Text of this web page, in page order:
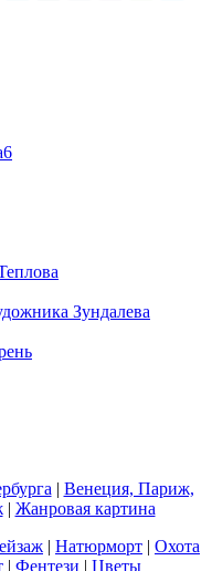
| Венеция, Париж,
| Жанровая картина
| Натюрморт | Охота
| Фентези | Цветы